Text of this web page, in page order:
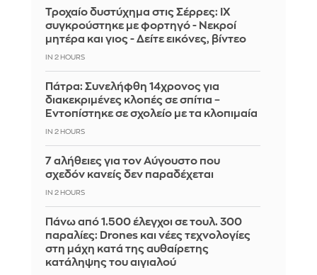
Τροχαίο δυστύχημα στις Σέρρες: ΙΧ
συγκρούστηκε με φορτηγό - Νεκροί
μητέρα και γιος - Δείτε εικόνες, βίντεο
IN 2 HOURS
Πάτρα: Συνελήφθη 14χρονος για
διακεκριμένες κλοπές σε σπίτια –
Εντοπίστηκε σε σχολείο με τα κλοπιμαία
IN 2 HOURS
7 αλήθειες για τον Αύγουστο που
σχεδόν κανείς δεν παραδέχεται
IN 2 HOURS
Πάνω από 1.500 έλεγχοι σε τουλ. 300
παραλίες: Drones και νέες τεχνολογίες
στη μάχη κατά της αυθαίρετης
κατάληψης του αιγιαλού